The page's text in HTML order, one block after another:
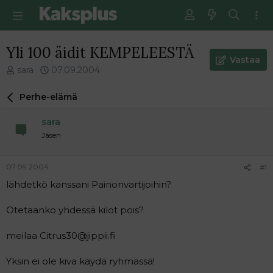
Yli 100 äidit KEMPELEESTÄ
V
e
i
t
u
a
o
t
sara
E
s
m
ä
n
i
s
07.09.2004
Vastaa
Perhe-elämä
sara
Jäsen
07.09.2004 #1
lähdetkö kanssani Painonvartijoihin?
Otetaanko yhdessä kilot pois?
meilaa Citrus30@jippii.fi
Yksin ei ole kiva käydä ryhmässä!